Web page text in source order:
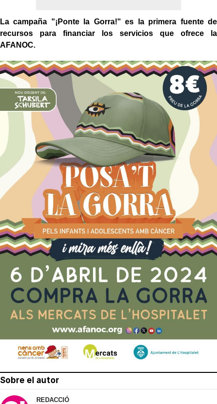
La campaña "¡Ponte la Gorra!" es la primera fuente de
recursos para financiar los servicios que ofrece la
AFANOC.
Sobre el autor
REDACCIÓ